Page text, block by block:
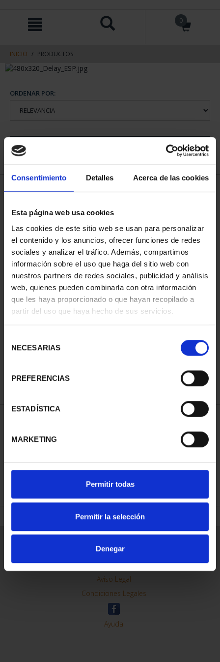
Consentimiento Detalles Acerca de las cookies
Esta página web usa cookies
Las cookies de este sitio web se usan para personalizar
el contenido y los anuncios, ofrecer funciones de redes
sociales y analizar el tráfico. Además, compartimos
información sobre el uso que haga del sitio web con
nuestros partners de redes sociales, publicidad y análisis
web, quienes pueden combinarla con otra información
que les haya proporcionado o que hayan recopilado a
partir del uso que haya hecho de sus servicios.
NECESARIAS
PREFERENCIAS
ESTADÍSTICA
MARKETING
Permitir todas
Permitir la selección
Denegar
contenido
navegacin
0
INICIO PRODUCTOS
ORDENAR POR:
1 Productos encontrados
73,00 €
REFINAR
Contacto
Preguntas Frequentes (FAQs)
Aviso Legal
Condiciones Legales
Ayuda